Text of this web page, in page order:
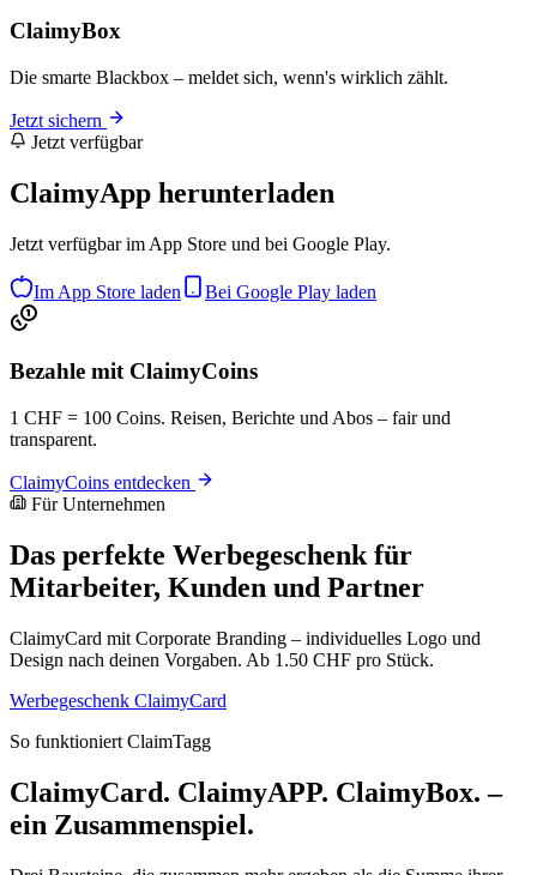
ClaimyBox
Die smarte Blackbox – meldet sich, wenn's wirklich zählt.
Jetzt sichern
Jetzt verfügbar
ClaimyApp herunterladen
Jetzt verfügbar im App Store und bei Google Play.
Im App Store laden Bei Google Play laden
Bezahle mit ClaimyCoins
1 CHF = 100 Coins. Reisen, Berichte und Abos – fair und
transparent.
ClaimyCoins entdecken
Für Unternehmen
Das perfekte Werbegeschenk für
Mitarbeiter, Kunden und Partner
ClaimyCard mit Corporate Branding – individuelles Logo und
Design nach deinen Vorgaben. Ab 1.50 CHF pro Stück.
Werbegeschenk ClaimyCard
So funktioniert ClaimTagg
ClaimyCard. ClaimyAPP. ClaimyBox. –
ein Zusammenspiel.